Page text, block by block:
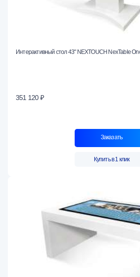
Интерактивный стол 43" NEXTOUCH NexTable
351 120 ₽
Заказать
Купить в 1 клик